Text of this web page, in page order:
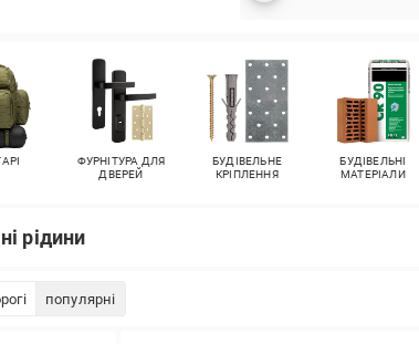
ФУРНІТУРА ДЛЯ
ДВЕРЕЙ
БУДІВЕЛЬНЕ
КРІПЛЕННЯ
БУДІВЕЛЬНІ
МАТЕРІАЛИ
рідини
популярні